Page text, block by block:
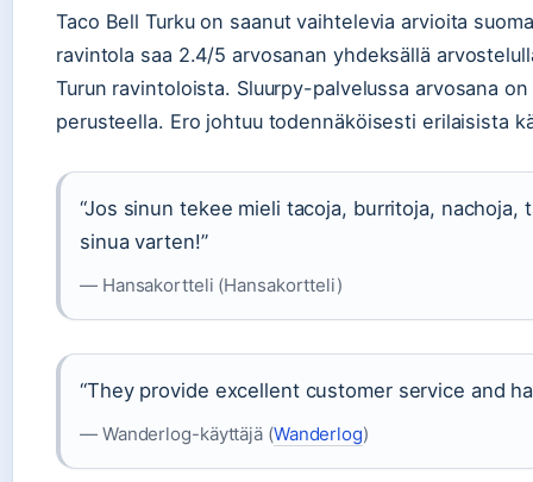
Taco Bell Turku on saanut vaihtelevia arvioita
ravintola saa 2.4/5 arvosanan yhdeksällä
Turun ravintoloista. Sluurpy-palvelussa arvosana
perusteella. Ero johtuu todennäköisesti erilaisista
“Jos sinun tekee mieli tacoja, burritoja, nachoja,
sinua varten!”
— Hansakortteli (Hansakortteli)
“They provide excellent customer service and
— Wanderlog-käyttäjä (Wanderlog)